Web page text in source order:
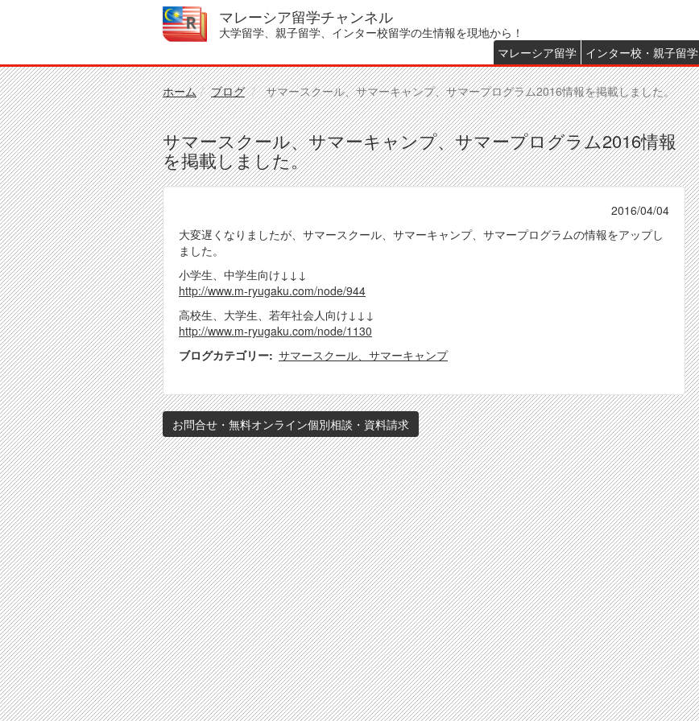
ン
テ
ン
ツ
に
移
動
マレーシア留学チャンネル
大学留学、親子留学、インター校留学の生情報を現地から！
Main
menu
マレーシア留学 インター校・親子留学
ホーム ブログ サマースクール、サマーキャンプ、サマープログラム2016情報を掲載しました。
サマースクール、サマーキャンプ、サマープログラム2016情報
を掲載しました。
2016/04/04
大変遅くなりましたが、サマースクール、サマーキャンプ、サマープログラムの情報をアップし
ました。
小学生、中学生向け↓↓↓
http://www.m-ryugaku.com/node/944
高校生、大学生、若年社会人向け↓↓↓
http://www.m-ryugaku.com/node/1130
ブログカテゴリー サマースクール、サマーキャンプ
お問合せ・無料オンライン個別相談・資料請求